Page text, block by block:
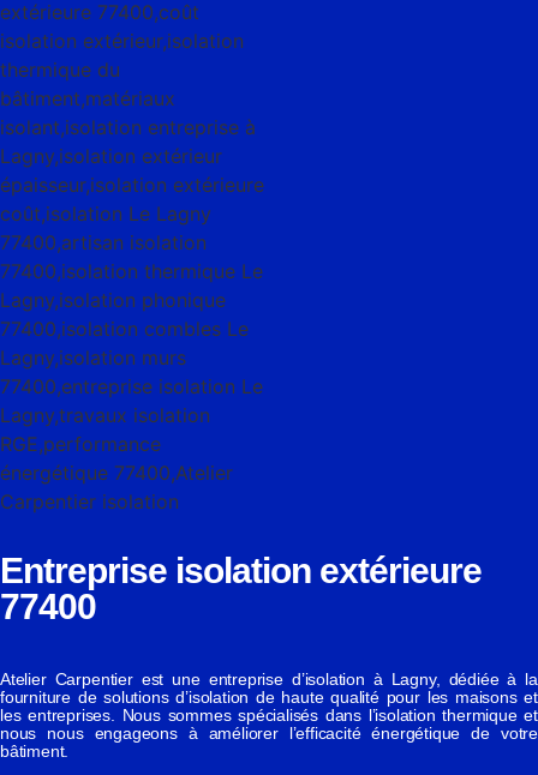
Entreprise isolation extérieure
77400
Atelier Carpentier est une entreprise d’isolation à Lagny, dédiée à la
fourniture de solutions d’isolation de haute qualité pour les maisons et
les entreprises. Nous sommes spécialisés dans l’isolation thermique et
nous nous engageons à améliorer l’efficacité énergétique de votre
bâtiment.